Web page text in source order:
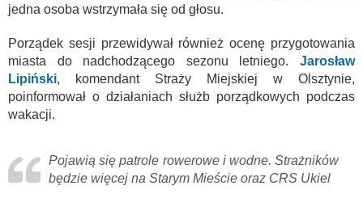
jedna osoba wstrzymała się od głosu.
Porządek sesji przewidywał również ocenę przygotowania
miasta do nadchodzącego sezonu letniego. Jarosław
Lipiński, komendant Straży Miejskiej w Olsztynie,
poinformował o działaniach służb porządkowych podczas
wakacji.
Pojawią się patrole rowerowe i wodne. Strażników
będzie więcej na Starym Mieście oraz CRS Ukiel